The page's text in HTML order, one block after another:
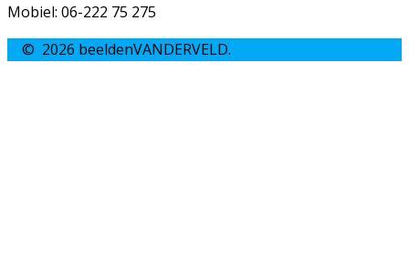
Mobiel: 06-222 75 275
© 2026 beeldenVANDERVELD.